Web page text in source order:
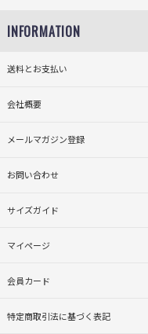
INFORMATION
送料とお支払い
会社概要
メールマガジン登録
お問い合わせ
サイズガイド
マイページ
会員カード
特定商取引法に基づく表記